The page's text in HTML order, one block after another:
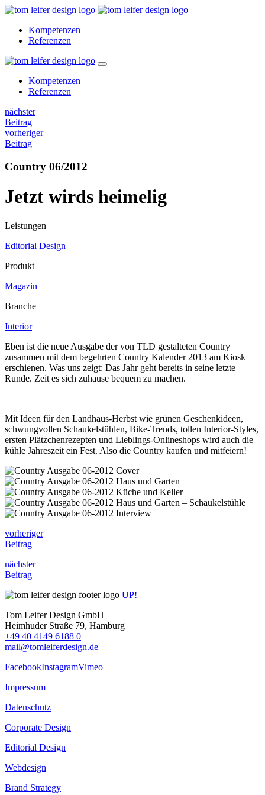
Kompetenzen
Referenzen
Kompetenzen
Referenzen
nächster
Beitrag
vorheriger
Beitrag
Country 06/2012
Jetzt wirds heimelig
Leistungen
Editorial Design
Produkt
Magazin
Branche
Interior
Eben ist die neue Ausgabe der von TLD gestalteten Country
zusammen mit dem begehrten Country Kalender 2013 am Kiosk
erschienen. Was uns zeigt: Das Jahr geht bereits in seine letzte
Runde. Zeit es sich zuhause bequem zu machen.
Mit Ideen für den Landhaus-Herbst wie grünen Geschenkideen,
schwungvollen Schaukelstühlen, Bike-Trends, tollen Interior-Styles,
ersten Plätzchenrezepten und Lieblings-Onlineshops wird auch die
kühle Jahreszeit ein Fest. Also die Country kaufen und mitfeiern!
vorheriger
Beitrag
nächster
Beitrag
UP!
Tom Leifer Design GmbH
Heimhuder Straße 79, Hamburg
+49 40 4149 6188 0
mail@tomleiferdesign.de
FacebookInstagramVimeo
Impressum
Datenschutz
Corporate Design
Editorial Design
Webdesign
Brand Strategy